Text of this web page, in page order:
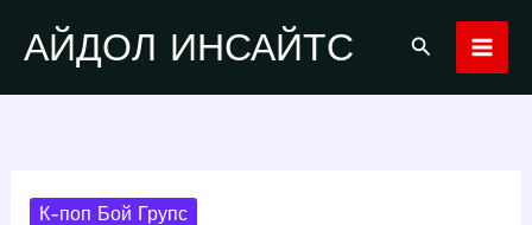
содержимому
АЙДОЛ ИНСАЙТС Поиск
К-поп Бой Групс